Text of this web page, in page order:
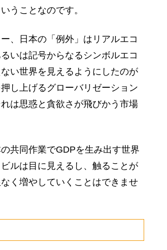
うことなのです。
、日本の「例外」はリアルエコ
いは記号からなるシンボルエコ
い世界を見えるようにしたのが
し上げるグローバリゼーション
は思惑と貪欲さが飛びかう市場
共同作業でGDPを生み出す世界
ルは目に見えるし、触ることが
く増やしていくことはできませ